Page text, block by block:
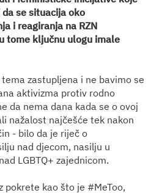
se situacija oko
i reagiranja na RZN
tome ključnu ulogu imale
zastupljena i ne bavimo se
aktivizma protiv rodno
da nema dana kada se o ovoj
nažalost najčešće tek nakon
- bilo da je riječ o
nad djecom, nasilju u
LGBTQ+ zajednicom.
pokrete kao što je #MeToo,